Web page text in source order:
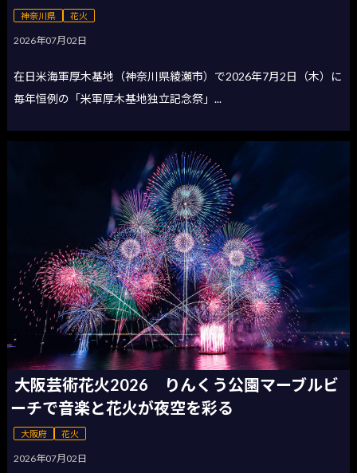
神奈川県 花火
2026年07月02日
在日米海軍厚木基地（神奈川県綾瀬市）で2026年7月2日（木）に
毎年恒例の「米軍厚木基地独立記念祭」...
大阪芸術花火2026 りんくう公園マーブルビ
ーチで音楽と花火が夜空を彩る
大阪府 花火
2026年07月02日